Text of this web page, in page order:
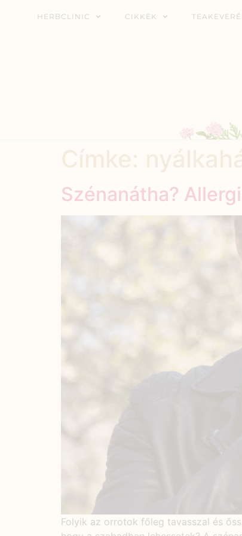
HERBCLINIC CIKKEK
Szénanátha?
Folyik az orrotok főleg tavasszal és